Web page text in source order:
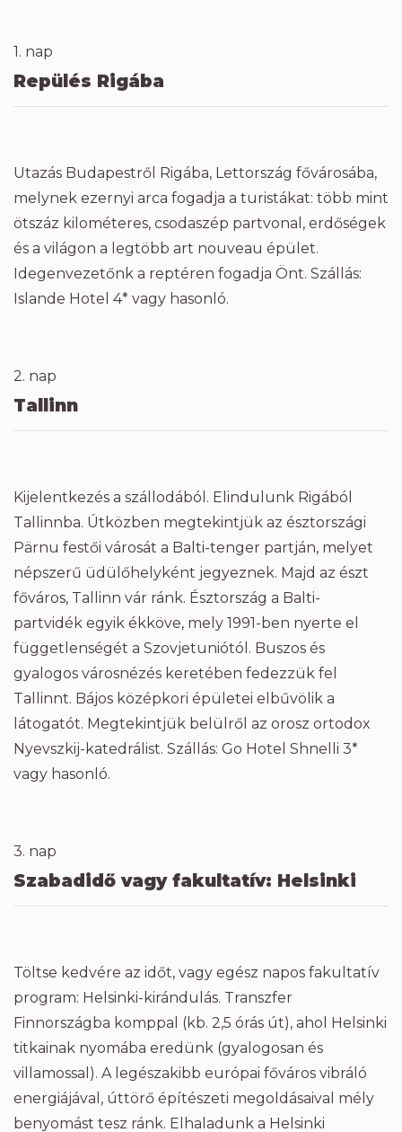
1. nap
Repülés Rigába
Utazás Budapestről Rigába, Lettország fővárosába,
melynek ezernyi arca fogadja a turistákat: több mint
ötszáz kilométeres, csodaszép partvonal, erdőségek
és a világon a legtöbb art nouveau épület.
Idegenvezetőnk a reptéren fogadja Önt. Szállás:
Islande Hotel 4* vagy hasonló.
2. nap
Tallinn
Kijelentkezés a szállodából. Elindulunk Rigából
Tallinnba. Útközben megtekintjük az észtországi
Pärnu festői városát a Balti-tenger partján, melyet
népszerű üdülőhelyként jegyeznek. Majd az észt
főváros, Tallinn vár ránk. Észtország a Balti-
partvidék egyik ékköve, mely 1991-ben nyerte el
függetlenségét a Szovjetuniótól. Buszos és
gyalogos városnézés keretében fedezzük fel
Tallinnt. Bájos középkori épületei elbűvölik a
látogatót. Megtekintjük belülről az orosz ortodox
Nyevszkij-katedrálist. Szállás: Go Hotel Shnelli 3*
vagy hasonló.
3. nap
Szabadidő vagy fakultatív: Helsinki
Töltse kedvére az időt, vagy egész napos fakultatív
program: Helsinki-kirándulás. Transzfer
Finnországba komppal (kb. 2,5 órás út), ahol Helsinki
titkainak nyomába eredünk (gyalogosan és
villamossal). A legészakibb európai főváros vibráló
energiájával, úttörő építészeti megoldásaival mély
benyomást tesz ránk. Elhaladunk a Helsinki